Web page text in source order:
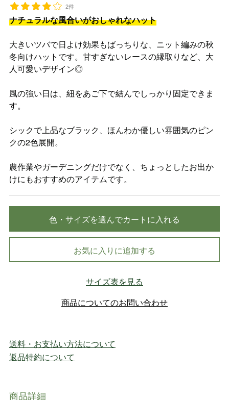
2件
ナチュラルな風合いがおしゃれなハット
大きいツバで日よけ効果もばっちりな、ニット編みの秋
冬向けハットです。甘すぎないレースの縁取りなど、大
人可愛いデザイン◎
風の強い日は、紐をあご下で結んでしっかり固定できま
す。
シックで上品なブラック、ほんわか優しい雰囲気のピン
クの2色展開。
農作業やガーデニングだけでなく、ちょっとしたお出か
けにもおすすめのアイテムです。
色・サイズを選んでカートに入れる
お気に入りに追加する
サイズ表を見る
商品についてのお問い合わせ
送料・お支払い方法について
返品特約について
商品詳細